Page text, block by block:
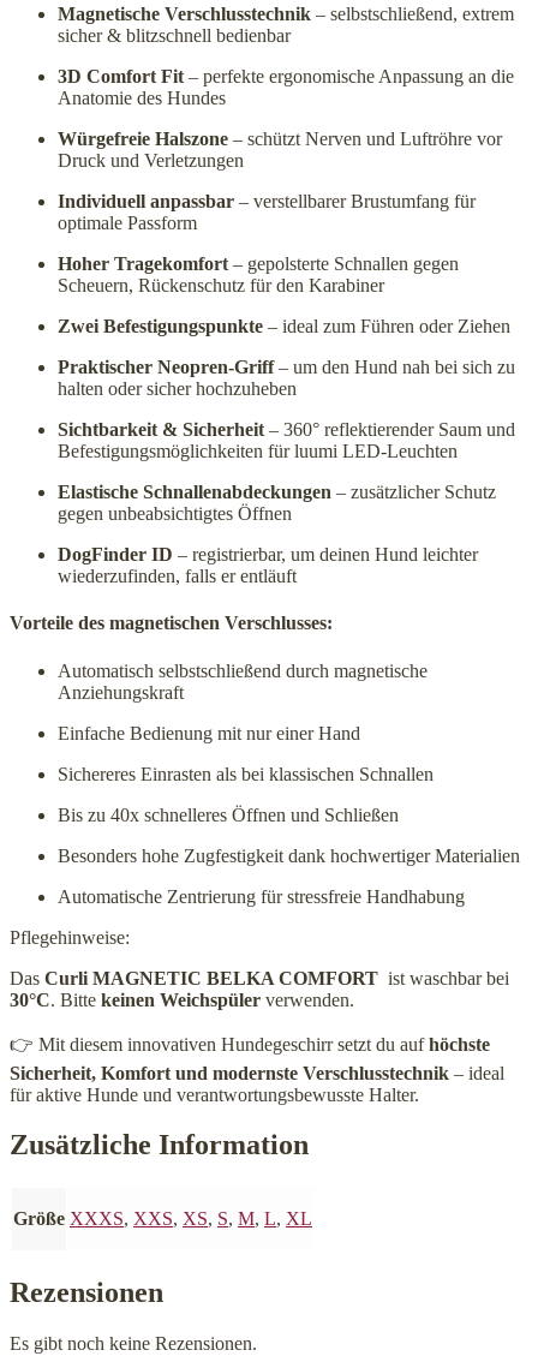
Magnetische Verschlusstechnik – selbstschließend, extrem
sicher & blitzschnell bedienbar
3D Comfort Fit – perfekte ergonomische Anpassung an die
Anatomie des Hundes
Würgefreie Halszone – schützt Nerven und Luftröhre vor
Druck und Verletzungen
Individuell anpassbar – verstellbarer Brustumfang für
optimale Passform
Hoher Tragekomfort – gepolsterte Schnallen gegen
Scheuern, Rückenschutz für den Karabiner
Zwei Befestigungspunkte – ideal zum Führen oder Ziehen
Praktischer Neopren-Griff– um den Hund nah bei sich zu
halten oder sicher hochzuheben
Sichtbarkeit & Sicherheit – 360° reflektierender Saum und
Befestigungsmöglichkeiten für luumi LED-Leuchten
Elastische Schnallenabdeckungen – zusätzlicher Schutz
gegen unbeabsichtigtes Öffnen
DogFinder ID – registrierbar, um deinen Hund leichter
wiederzufinden, falls er entläuft
Vorteile des magnetischen Verschlusses:
Automatisch selbstschließend durch magnetische
Anziehungskraft
Einfache Bedienung mit nur einer Hand
Sichereres Einrasten als bei klassischen Schnallen
Bis zu 40x schnelleres Öffnen und Schließen
Besonders hohe Zugfestigkeit dank hochwertiger Materialien
Automatische Zentrierung für stressfreie Handhabung
Pflegehinweise:
Das Curli MAGNETIC BELKA COMFORT ist waschbar bei
30°C. Bitte keinen Weichspüler verwenden.
👉 Mit diesem innovativen Hundegeschirr setzt du aufhöchste
Sicherheit, Komfort und modernste Verschlusstechnik – ideal
für aktive Hunde und verantwortungsbewusste Halter.
Zusätzliche Information
Größe XXXS, XXS, XS, S, M, L, XL
Rezensionen
Es gibt noch keine Rezensionen.